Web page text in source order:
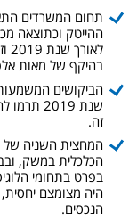
תחום המשרדים
ההייטק וכתוצאה
בהיקף של מאות
הביקושים
שנת
זה.
הכלכלית במשק,
בפרט בתחומי
היה מצומצם
הנכסים.